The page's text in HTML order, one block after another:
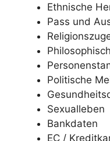
Ethnische
Pass und
Politische
Sexualleben
Bankdaten
EC /